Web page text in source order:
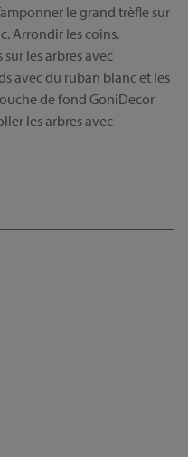
le grand trèfle sur
Arrondir les coins.
les arbres avec
avec du ruban blanc et les
de fond GoniDecor
les arbres avec